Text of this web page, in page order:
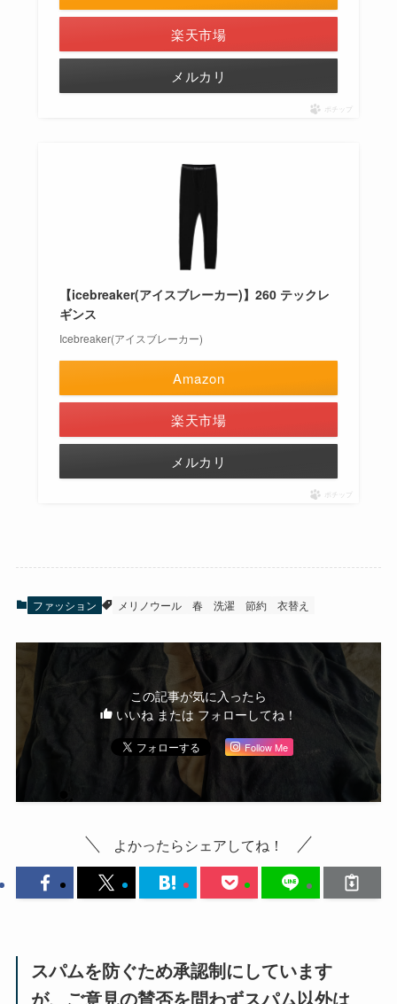
楽天市場
メルカリ
ポチップ
【icebreaker(アイスブレーカー)】260 テックレ
ギンス
Icebreaker(アイスブレーカー)
Amazon
楽天市場
メルカリ
ポチップ
ファッション メリノウール 春 洗濯 節約 衣替え
この記事が気に入ったら
いいね または フォローしてね！
Follow Me
よかったらシェアしてね！
スパムを防ぐため承認制にしています
が、ご意見の賛否を問わずスパム以外は